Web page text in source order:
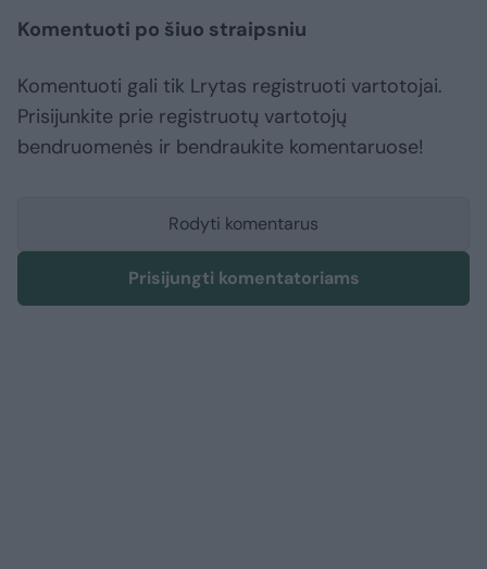
Komentuoti po šiuo straipsniu
Komentuoti gali tik Lrytas registruoti vartotojai.
Prisijunkite prie registruotų vartotojų
bendruomenės ir bendraukite komentaruose!
Rodyti komentarus
Prisijungti komentatoriams